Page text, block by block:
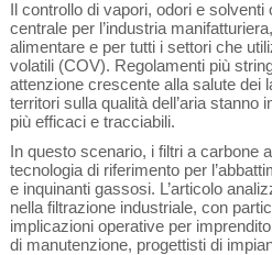
Il controllo di vapori, odori e
centrale per l’industria
alimentare e per tutti i settori che
volatili (COV). Regolamenti più
attenzione crescente alla salute dei
territori sulla qualità dell’aria stanno
più efficaci e tracciabili.
In questo scenario, i filtri a carbone
tecnologia di riferimento per
e inquinanti gassosi. L’articolo
nella filtrazione industriale, con
implicazioni operative per
di manutenzione, progettisti di